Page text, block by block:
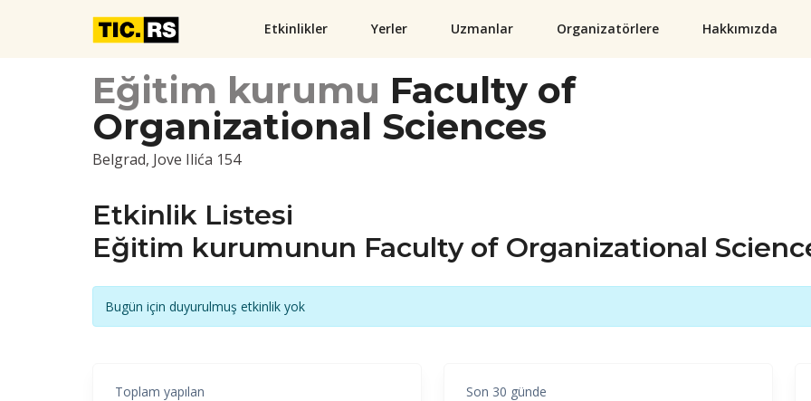
Etkinlikler Yerler Uzmanlar Organizatörlere Hakkımızda
Eğitim kurumu Faculty of
Organizational Sciences
Belgrad, Jove Ilića 154
Etkinlik Listesi
Eğitim kurumunun Faculty of Organizational
Bugün için duyurulmuş etkinlik yok
Toplam yapılan Son 30 günde